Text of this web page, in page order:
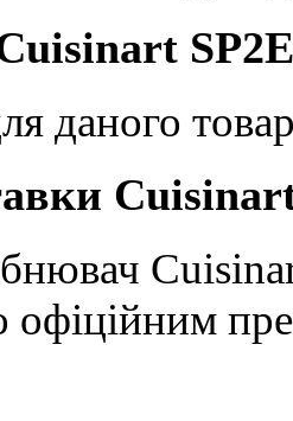
SP2E
даного
офіційним